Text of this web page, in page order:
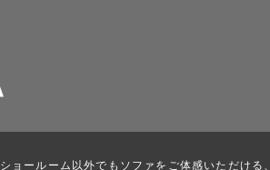
ショールーム以外でもソファをご体感いただける、